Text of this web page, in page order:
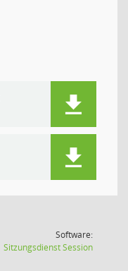
Software:
SitzungsdienstSession(Wird in